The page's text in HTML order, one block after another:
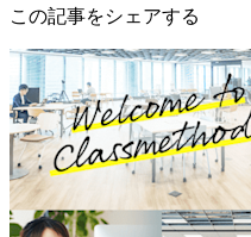
この記事をシェアする